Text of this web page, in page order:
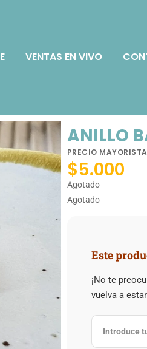
VENTAS EN VIVO
ANILLO
PRECIO MAYORISTA
$5.000
Agotado
Agotado
Este
¡No te
vuelva a